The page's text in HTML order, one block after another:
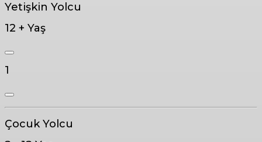
Yetişkin Yolcu
12 + Yaş
1
Çocuk Yolcu